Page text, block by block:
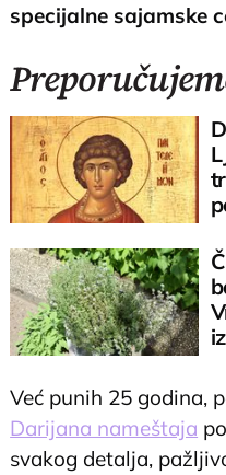
specijalne sajamske
Već punih 25 godina,
Darijana nameštaja
svakog detalja,